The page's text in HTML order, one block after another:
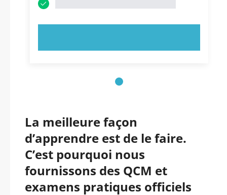
La meilleure façon
d’apprendre est de le faire.
C’est pourquoi nous
fournissons des QCM et
examens pratiques officiels